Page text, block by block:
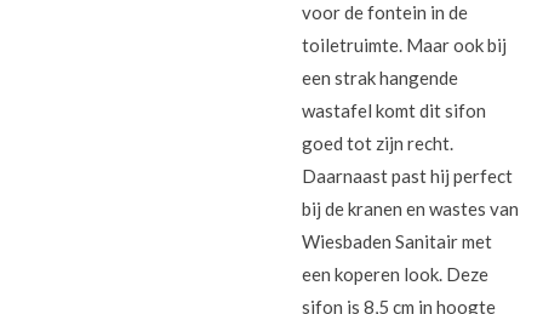
voor de fontein in de
toiletruimte. Maar ook bij
een strak hangende
wastafel komt dit sifon
goed tot zijn recht.
Daarnaast past hij perfect
bij de kranen en wastes van
Wiesbaden Sanitair met
een koperen look. Deze
sifon is 8,5 cm in hoogte